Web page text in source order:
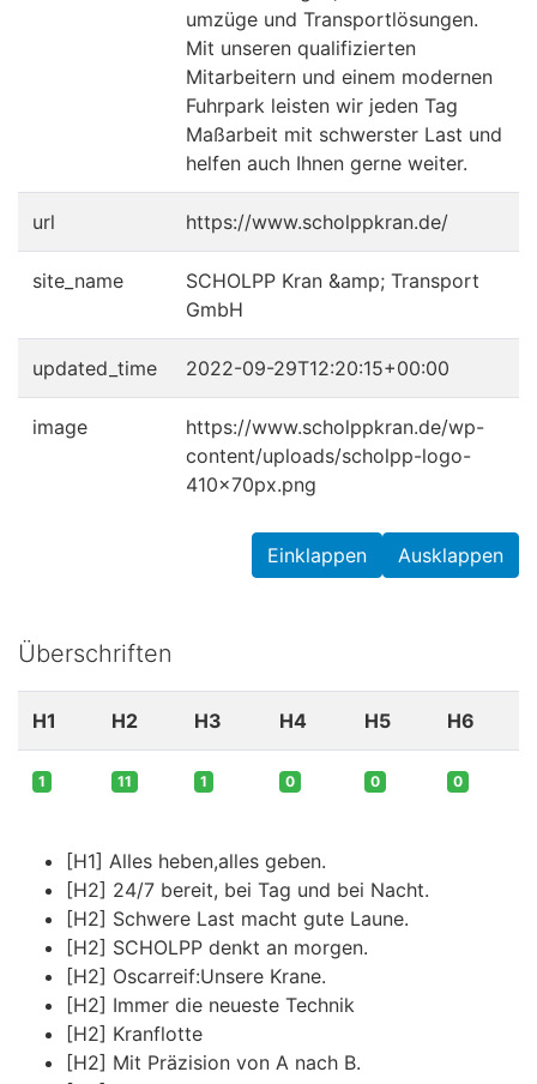
umzüge und Transport­lösungen.
Mit unseren qualifizierten
Mitarbeitern und einem modernen
Fuhrpark leisten wir jeden Tag
Maßarbeit mit schwerster Last und
helfen auch Ihnen gerne weiter.
url https://www.scholppkran.de/
site_name
SCHOLPP Kran &amp; Transport
GmbH
updated_time 2022-09-29T12:20:15+00:00
image
https://www.scholppkran.de/wp-
content/uploads/scholpp-logo-
410x70px.png
Ausklappen
Einklappen
Überschriften
H1 H2 H3 H4 H5 H6
1 11 1 0 0 0
[H1] Alles heben,alles geben.
[H2] 24/7 bereit, bei Tag und bei Nacht.
[H2] Schwere Last macht gute Laune.
[H2] SCHOLPP denkt an morgen.
[H2] Oscarreif:Unsere Krane.
[H2] Immer die neueste Technik
[H2] Kranflotte
[H2] Mit Präzision von A nach B.